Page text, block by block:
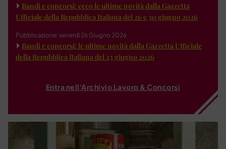
Bandi e concorsi: ecco le ultime novità dalla Gazzetta
Ufficiale della Repubblica Italiana del 26 e 30 giugno 2026
Pubblicazione: venerdì 26 Giugno 2026
Bandi e concorsi: le ultime novità dalla Gazzetta Ufficiale
della Repubblica Italiana del 23 giugno 2026
Entra nell'Archivio Lavoro & Concorsi